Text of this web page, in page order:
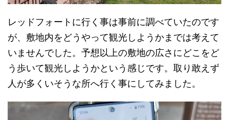
レッドフォートに行く事は事前に調べていたのです
が、敷地内をどうやって観光しようかまでは考えて
いませんでした。予想以上の敷地の広さにどこをど
う歩いて観光しようかという感じです。取り敢えず
人が多くいそうな所へ行く事にしてみました。